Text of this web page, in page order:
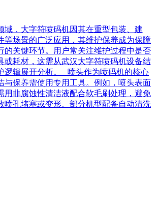
域，大字符喷码机因其在重型包装、建
等场景的广泛应用，其维护保养成为保障
的关键环节。用户常关注维护过程中是否
或耗材，这需从武汉大字符喷码机设备结
逻辑展开分析。 喷头作为喷码机的核心
与保养需使用专用工具。例如，喷头表面
用非腐蚀性清洁液配合软毛刷处理，避免
喷孔堵塞或变形。部分机型配备自动清洗